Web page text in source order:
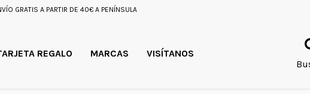
GRATIS A PARTIR DE 40€ A PENÍNSULA
REGALO MARCAS
VISÍTANOS